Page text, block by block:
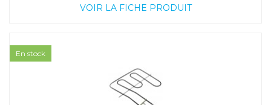
VOIR LA FICHE PRODUIT
En stock